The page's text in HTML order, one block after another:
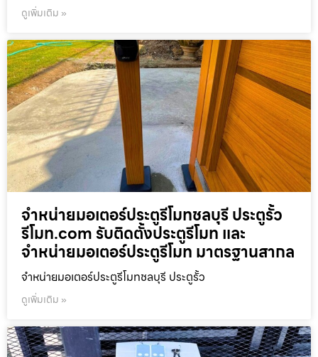
ดูเพิ่มเติม »
จำหน่ายมอเตอร์ประตูรีโมทชลบุรี ประตูรั้ว
รีโมท.com รับติดตั้งประตูรีโมท และ
จำหน่ายมอเตอร์ประตูรีโมท มาตรฐานสากล
จำหน่ายมอเตอร์ประตูรีโมทชลบุรี ประตูรั้ว
ดูเพิ่มเติม »